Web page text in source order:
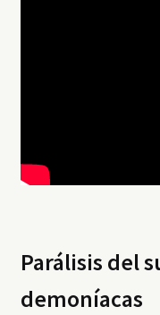
Parálisis del
demoníacas